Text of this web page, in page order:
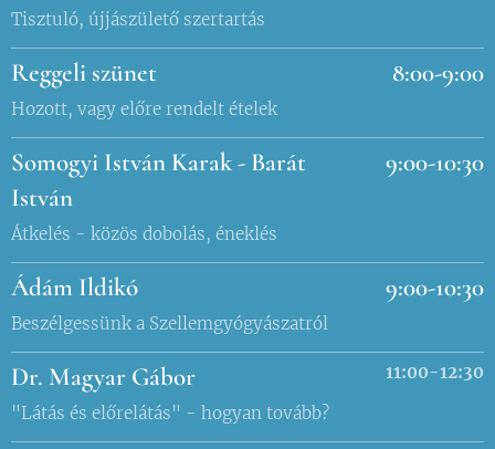
Tisztuló, újjászülető szertartás
Reggeli szünet
Hozott, vagy előre rendelt ételek
8:00-9:00
Somogyi István Karak - Barát
István
Átkelés - közös dobolás, éneklés
9:00-10:30
Ádám Ildikó
Beszélgessünk a Szellemgyógyászatról
9:00-10:30
Dr. Magyar Gábor
"Látás és előrelátás" - hogyan tovább?
11:00-12:30